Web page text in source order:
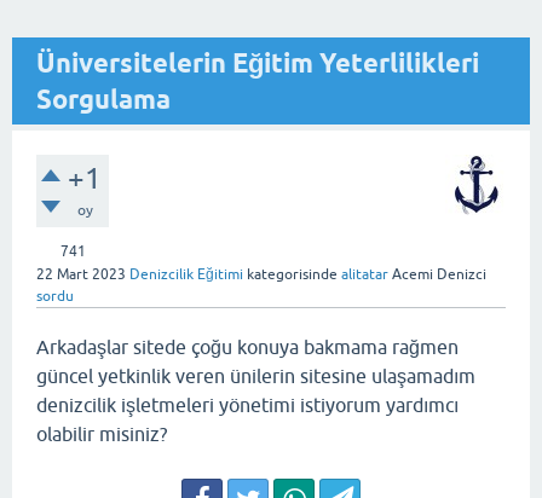
Üniversitelerin Eğitim Yeterlilikleri
Sorgulama
+1
oy
741
22 Mart 2023 Denizcilik Eğitimi kategorisinde alitatar Acemi Denizci
sordu
Arkadaşlar sitede çoğu konuya bakmama rağmen
güncel yetkinlik veren ünilerin sitesine ulaşamadım
denizcilik işletmeleri yönetimi istiyorum yardımcı
olabilir misiniz?